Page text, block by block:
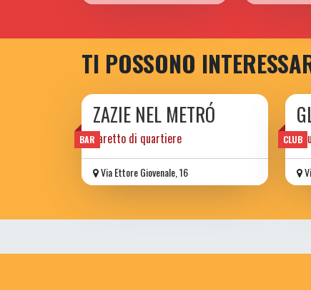
TI POSSONO
BAR
ZAZIE NEL METRÓ
baretto di quartiere
Via Ettore Giovenale, 16
CLUB